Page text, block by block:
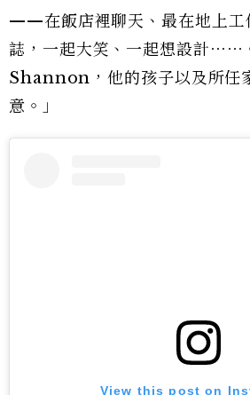
——在飯店裡聊天、最在地上工
誌，一起大笑、一起想設計⋯⋯
Shannon，他的孩子以及所任
意。」
View this post on